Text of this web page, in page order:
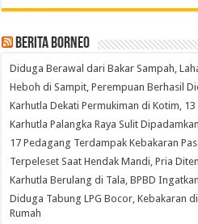
Berita Borneo
Diduga Berawal dari Bakar Sampah,
Heboh di Sampit, Perempuan Berhasil
Karhutla Dekati Permukiman di Kotim,
Karhutla Palangka Raya Sulit
17 Pedagang Terdampak Kebakaran
Terpeleset Saat Hendak Mandi, Pria
Karhutla Berulang di Tala, BPBD
Diduga Tabung LPG Bocor, Kebakaran
Rumah